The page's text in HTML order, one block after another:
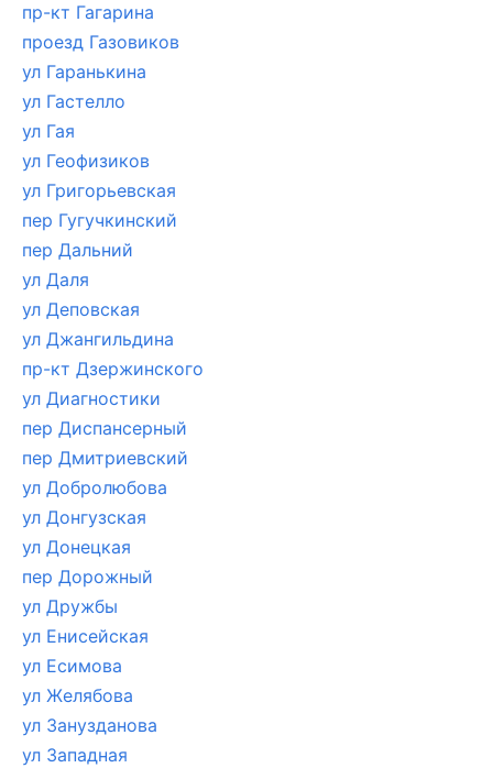
пр-кт Гагарина
проезд Газовиков
ул Гаранькина
ул Гастелло
ул Гая
ул Геофизиков
ул Григорьевская
пер Гугучкинский
пер Дальний
ул Даля
ул Деповская
ул Джангильдина
пр-кт Дзержинского
ул Диагностики
пер Диспансерный
пер Дмитриевский
ул Добролюбова
ул Донгузская
ул Донецкая
пер Дорожный
ул Дружбы
ул Енисейская
ул Есимова
ул Желябова
ул Занузданова
ул Западная